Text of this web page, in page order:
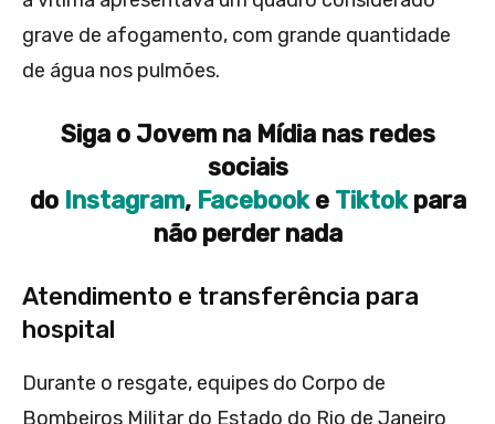
grave de afogamento, com grande quantidade
de água nos pulmões.
Siga o Jovem na Mídia nas redes
sociais
do Instagram, Facebooke Tiktokpara
não perder nada
Atendimento e transferência para
hospital
Durante o resgate, equipes do Corpo de
Bombeiros Militar do Estado do Rio de Janeiro